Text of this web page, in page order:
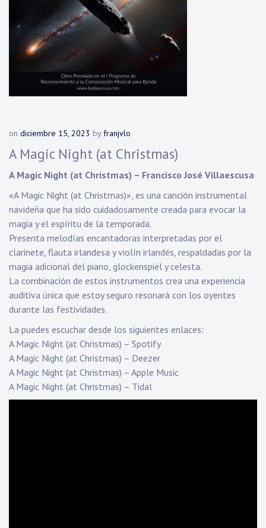
on diciembre 15, 2023 byfranjvlo
A Magic Night (at Christmas)
A Magic Night (at Christmas) – Francisco José Villaescusa
«A Magic Night (at Christmas)», es una canción instrumental
navideña que ha sido cuidadosamente creada para evocar la
magia y el espíritu de la temporada.
Presenta melodías encantadoras interpretadas por el
clarinete, flauta irlandesa y violín irlandés, respaldadas por la
magia adicional del piano, glockenspiel y celesta.
La combinación de estos instrumentos crea una experiencia
auditiva única que estoy seguro resonará con los oyentes
durante las festividades.
La puedes escuchar desde los siguientes enlaces:
A Magic Night (at Christmas) – Spotify
A Magic Night (at Christmas) – Deezer
A Magic Night (at Christmas) – Apple Music
A Magic Night (at Christmas) – Tidal